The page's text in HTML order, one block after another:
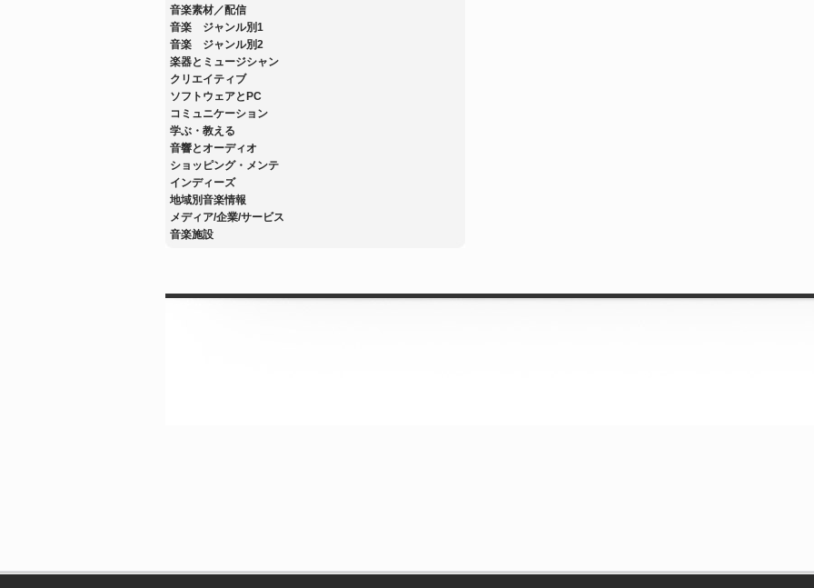
音楽素材／配信
音楽 ジャンル別1
音楽 ジャンル別2
楽器とミュージシャン
クリエイティブ
ソフトウェアとPC
コミュニケーション
学ぶ・教える
音響とオーディオ
ショッピング・メンテ
インディーズ
地域別音楽情報
メディア/企業/サービス
音楽施設